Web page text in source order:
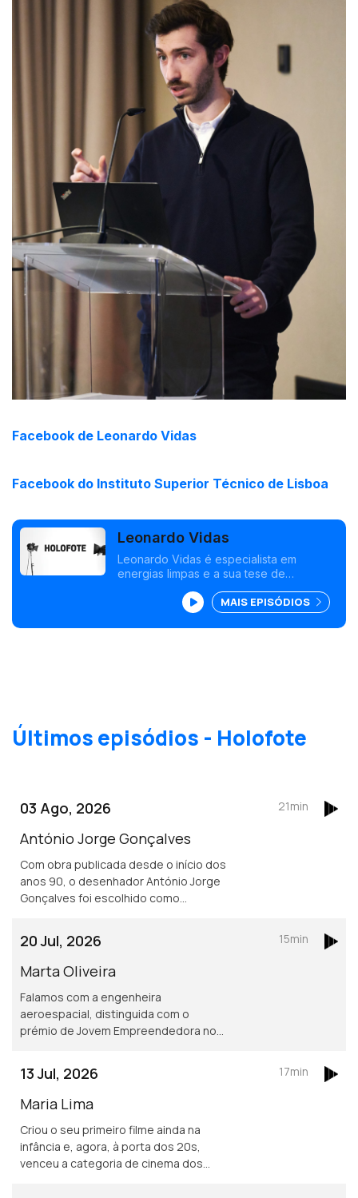
Facebook de Leonardo Vidas
Facebook do Instituto Superior Técnico de Lisboa
Leonardo Vidas
Leonardo Vidas é especialista em
energias limpas e a sua tese de
Energia recebeu o Prémio da Associação
Portuguesa de Energias Renováveis.
MAIS EPISÓDIOS
Últimos episódios - Holofote
03 Ago, 2026
António Jorge Gonçalves
Com obra publicada desde o início dos
anos 90, o desenhador António Jorge
Gonçalves foi escolhido como
Desenhada.
21min
20 Jul, 2026
Marta Oliveira
Falamos com a engenheira
aeroespacial, distinguida com o
prémio de Jovem Empreendedora nos
atribuído pelo Conselho Europeu para
a Inovação.
15min
13 Jul, 2026
Maria Lima
Criou o seu primeiro filme ainda na
infância e, agora, à porta dos 20s,
venceu a categoria de cinema dos
17min